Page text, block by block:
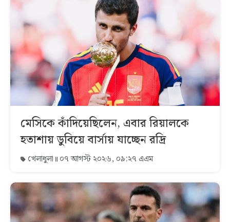
মেসিকে কাঁদিয়েছিলেন, এবার রিয়ালকে
হতাশায় ডুবিয়ে বার্সায় যাচ্ছেন রদ্রি
খেলাধুলা ০৭ আগস্ট ২০২৬, ০৯:২৭ এএম